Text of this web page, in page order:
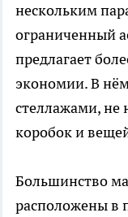
нескольким
ограниченный
предлагает
экономии. В
стеллажами, не
коробок и
Большинство
расположены в